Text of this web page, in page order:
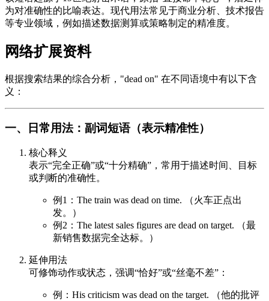
为对准确性的比喻表达。现代用法常见于商业分析、技术报告
等专业领域，例如描述数据测算或策略制定的精准度。
网络扩展资料
根据搜索结果的综合分析，"dead on" 在不同语境中有以下含
义：
一、日常用法：副词短语（表示精准性）
核心释义
表示“完全正确”或“十分精确”，常用于描述时间、目标
或判断的准确性。
例1：The train was dead on time. （火车正点出
发。）
例2：The latest sales figures are dead on target. （最
新销售数据完全达标。）
延伸用法
可修饰动作或状态，强调“恰好”或“丝毫不差”：
例：His criticism was dead on the target. （他的批评